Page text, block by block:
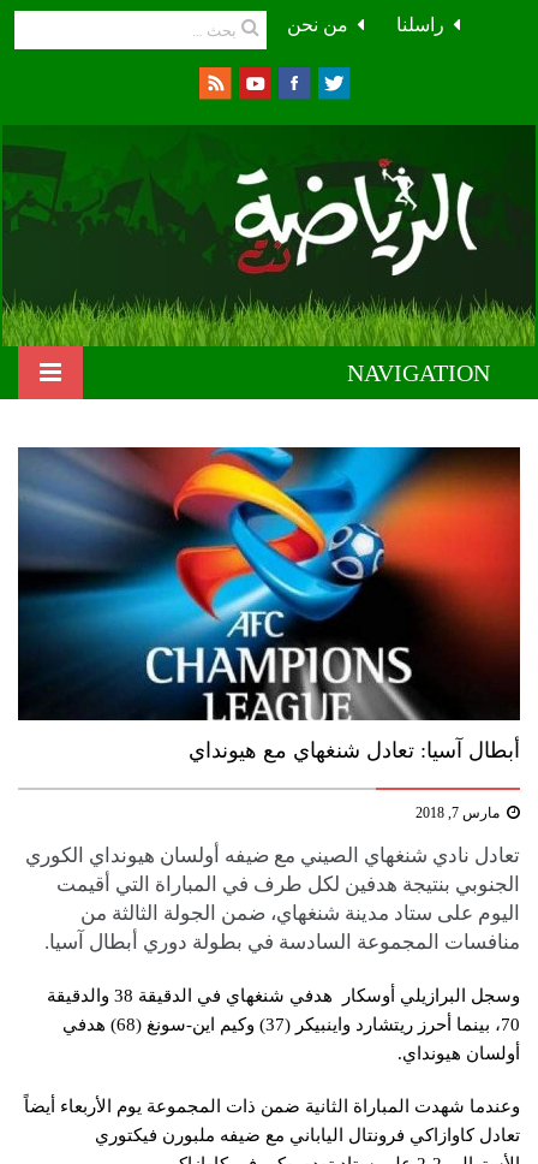
من نحن راسلنا
NAVIGATION
أبطال آسيا: تعادل شنغهاي مع هيونداي
مارس 7, 2018
تعادل نادي ​شنغهاي​ الصيني مع ضيفه ​أولسان هيونداي الكوري
الجنوبي​ بنتيجة هدفين لكل طرف في المباراة التي أقيمت
اليوم على ستاد مدينة شنغهاي، ضمن الجولة الثالثة من
منافسات المجموعة السادسة في بطولة ​دوري أبطال آسيا​.
وسجل البرازيلي أوسكار هدفي شنغهاي في الدقيقة 38 والدقيقة
70، بينما أحرز ريتشارد واينبيكر (37) وكيم اين-سونغ (68) هدفي
أولسان هيونداي.
وعندما شهدت المباراة الثانية ضمن ذات المجموعة يوم الأربعاء أيضاً
تعادل كاوازاكي فرونتال الياباني مع ضيفه ملبورن فيكتوري